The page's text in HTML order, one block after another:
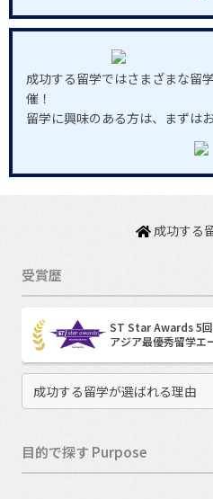
成功する留学ではさまざまな留
催！
留学に興味のある方は、まずは
成功する
受賞歴
ST Star Awards 5
アジア最優秀留学エ
成功する留学が選ばれる理由
目的で探す Purpose